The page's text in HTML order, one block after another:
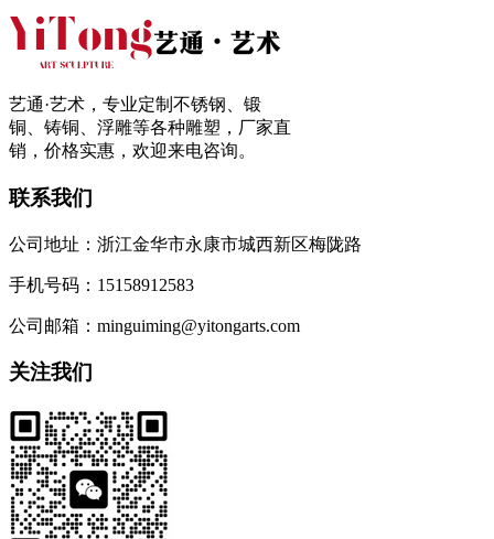
艺通·艺术，专业定制不锈钢、锻
铜、铸铜、浮雕等各种雕塑，厂家直
销，价格实惠，欢迎来电咨询。
联系我们
公司地址：浙江金华市永康市城西新区梅陇路
手机号码：15158912583
公司邮箱：minguiming@yitongarts.com
关注我们